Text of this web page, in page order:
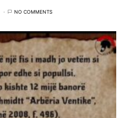
NO COMMENTS